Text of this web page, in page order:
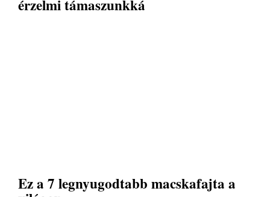
érzelmi támaszunkká
Ez a 7 legnyugodtabb macskafajta a